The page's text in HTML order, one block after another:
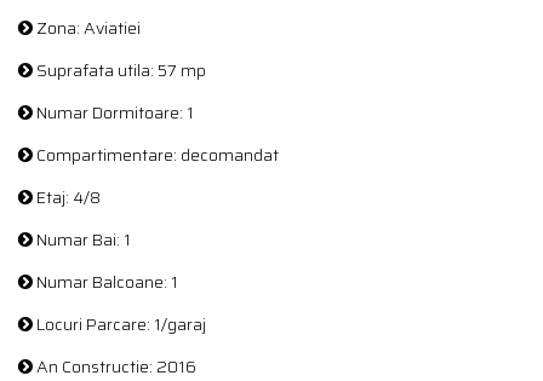
Zona: Aviatiei
Suprafata utila: 57 mp
Numar Dormitoare: 1
Compartimentare: decomandat
Etaj: 4/8
Numar Bai: 1
Numar Balcoane: 1
Locuri Parcare: 1/garaj
An Constructie: 2016